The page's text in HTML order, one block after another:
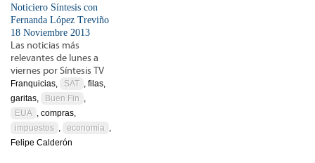
Noticiero Síntesis con
Fernanda López Treviño
18 Noviembre 2013
Las noticias más
relevantes de lunes a
viernes por Síntesis TV
Franquicias, SAT , filas,
garitas,
Buen Fin ,
EUA , compras,
impuestos , economia ,
Felipe Calderón